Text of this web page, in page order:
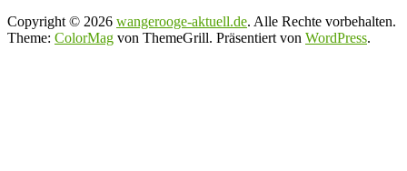
Copyright © 2026 wangerooge-aktuell.de. Alle Rechte vorbehalten.
Theme: ColorMag von ThemeGrill. Präsentiert von WordPress.